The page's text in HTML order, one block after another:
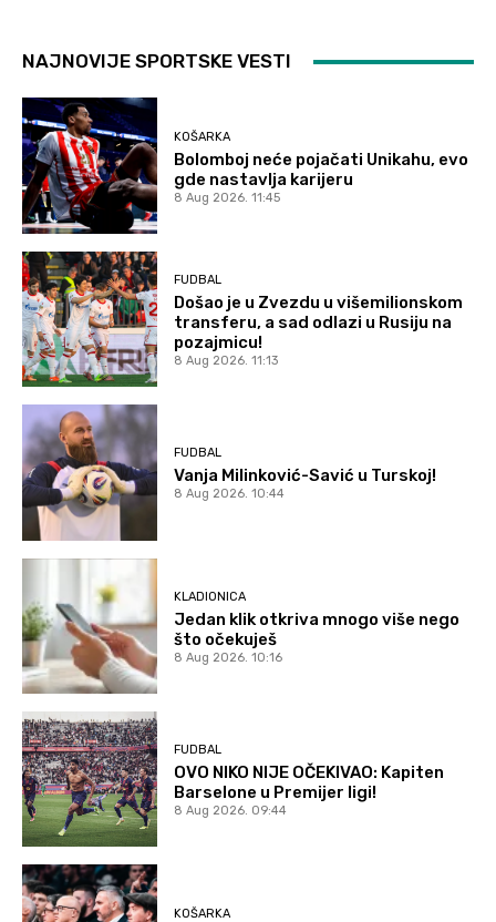
NAJNOVIJE SPORTSKE VESTI
KOŠARKA
Bolomboj neće pojačati Unikahu, evo
gde nastavlja karijeru
8 Aug 2026. 11:45
FUDBAL
Došao je u Zvezdu u višemilionskom
transferu, a sad odlazi u Rusiju na
pozajmicu!
8 Aug 2026. 11:13
FUDBAL
Vanja Milinković-Savić u Turskoj!
8 Aug 2026. 10:44
KLADIONICA
Jedan klik otkriva mnogo više nego
što očekuješ
8 Aug 2026. 10:16
FUDBAL
OVO NIKO NIJE OČEKIVAO: Kapiten
Barselone u Premijer ligi!
8 Aug 2026. 09:44
KOŠARKA